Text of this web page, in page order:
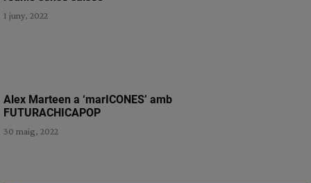
1 juny, 2022
Alex Marteen a ‘marICONES’ amb
FUTURACHICAPOP
30 maig, 2022